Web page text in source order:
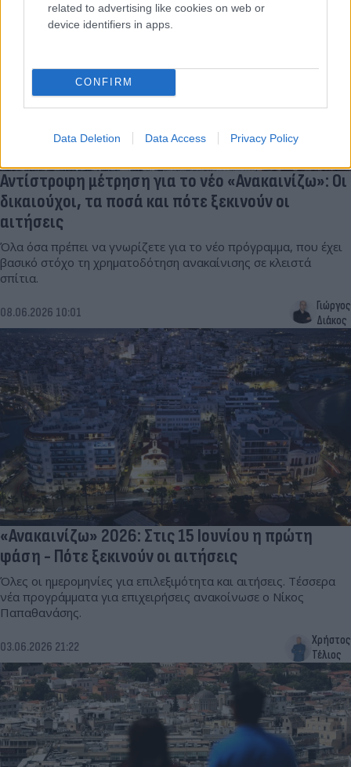
related to advertising like cookies on web or
device identifiers in apps.
CONFIRM
Data Deletion Data Access Privacy Policy
Αντίστροφη μέτρηση για το νέο «Ανακαινίζω»: Οι
δικαιούχοι, τα ποσά και πότε ξεκινούν οι
αιτήσεις
Όλα όσα πρέπει να γνωρίζετε για το νέο πρόγραμμα, που έχει
βασικό στόχο τη χρηματοδότηση ανακαίνισης σε κλειστά
σπίτια.
08.06.2026 10:01
Γιώργος
Διάκος
«Ανακαινίζω» 2026: Στις 15 Ιουνίου η πρώτη
φάση - Πότε ξεκινούν οι αιτήσεις
Όλες οι ημερομηνίες για επιλεξιμότητα και αιτήσεις. Τέσσερα
νέα προγράμματα για επιχειρήσεις ανακοίνωσε ο Νίκος
Παπαθανάσης.
03.06.2026 21:22
Χρήστος
Τέλιος